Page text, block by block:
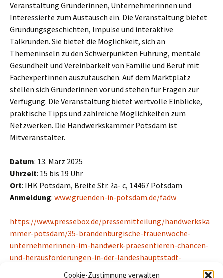
Cookie-Zustimmung verwalten
Veranstaltung Gründerinnen, Unternehmerinnen und
Interessierte zum Austausch ein. Die Veranstaltung bietet
Gründungsgeschichten, Impulse und interaktive
Talkrunden. Sie bietet die Möglichkeit, sich an
Themeninseln zu den Schwerpunkten Führung, mentale
Gesundheit und Vereinbarkeit von Familie und Beruf mit
Fachexpertinnen auszutauschen. Auf dem Marktplatz
stellen sich Gründerinnen vor und stehen für Fragen zur
Verfügung. Die Veranstaltung bietet wertvolle Einblicke,
praktische Tipps und zahlreiche Möglichkeiten zum
Netzwerken. Die Handwerkskammer Potsdam ist
Mitveranstalter.
Datum: 13. März 2025
Uhrzeit: 15 bis 19 Uhr
Ort: IHK Potsdam, Breite Str. 2a- c, 14467 Potsdam
Anmeldung: www.gruenden-in-potsdam.de/fadw
https://www.pressebox.de/pressemitteilung/handwerkska
mmer-potsdam/35-brandenburgische-frauenwoche-
unternehmerinnen-im-handwerk-praesentieren-chancen-
und-herausforderungen-in-der-landeshauptstadt-